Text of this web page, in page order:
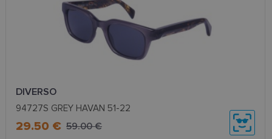
DIVERSO
94727S GREY HAVAN 51-22
29.50 € 59.00 €